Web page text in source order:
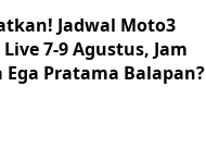
Jadwal Moto3
7-9 Agustus, Jam
Ega Pratama Balapan?